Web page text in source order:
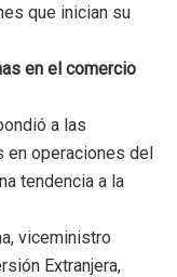
que inician su
en el comercio
a las
en operaciones del
tendencia a la
viceministro
Extranjera,